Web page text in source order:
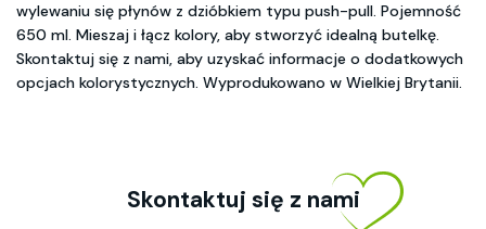
wylewaniu się płynów z dzióbkiem typu push-pull. Pojemność
650 ml. Mieszaj i łącz kolory, aby stworzyć idealną butelkę.
Skontaktuj się z nami, aby uzyskać informacje o dodatkowych
opcjach kolorystycznych. Wyprodukowano w Wielkiej Brytanii.
Skontaktuj się z nami